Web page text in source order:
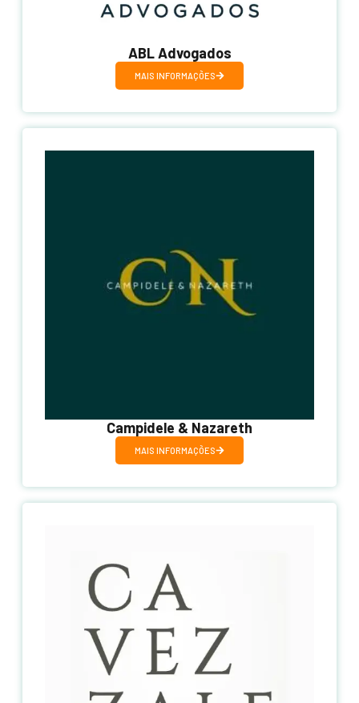
ABL Advogados
MAIS INFORMAÇÕES
Campidele & Nazareth
MAIS INFORMAÇÕES